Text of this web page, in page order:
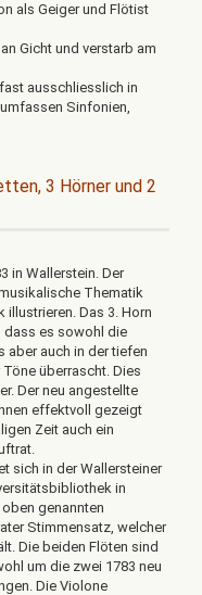
als Geiger und Flötist
Gicht und verstarb am
ausschliesslich in
Sinfonien,
3 Hörner und 2
in Wallerstein. Der
Thematik
Das 3. Horn
dass es sowohl die
aber auch in der tiefen
überrascht. Dies
Der neu angestellte
effektvoll gezeigt
Zeit auch ein
sich in der Wallersteiner
in
genannten
Stimmensatz, welcher
Die beiden Flöten sind
um die zwei 1783 neu
Die Violone